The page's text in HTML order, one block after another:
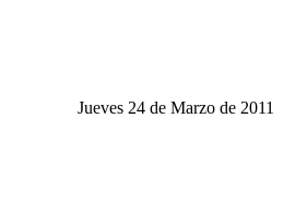
Jueves 24 de Marzo de 2011